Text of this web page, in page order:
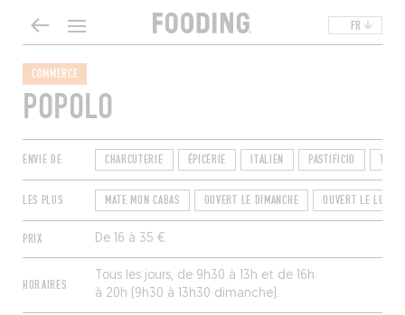
FR
COMMERCE
POPOLO
ENVIE DE CHARCUTERIE ÉPICERIE ITALIEN PASTIFICIO
LES PLUS MATE MON CABAS OUVERT LE DIMANCHE OUVERT LE LUNDI
PRIX De 16 à 35 €
HORAIRES
Tous les jours, de 9h30 à 13h et de 16h
à 20h (9h30 à 13h30 dimanche).